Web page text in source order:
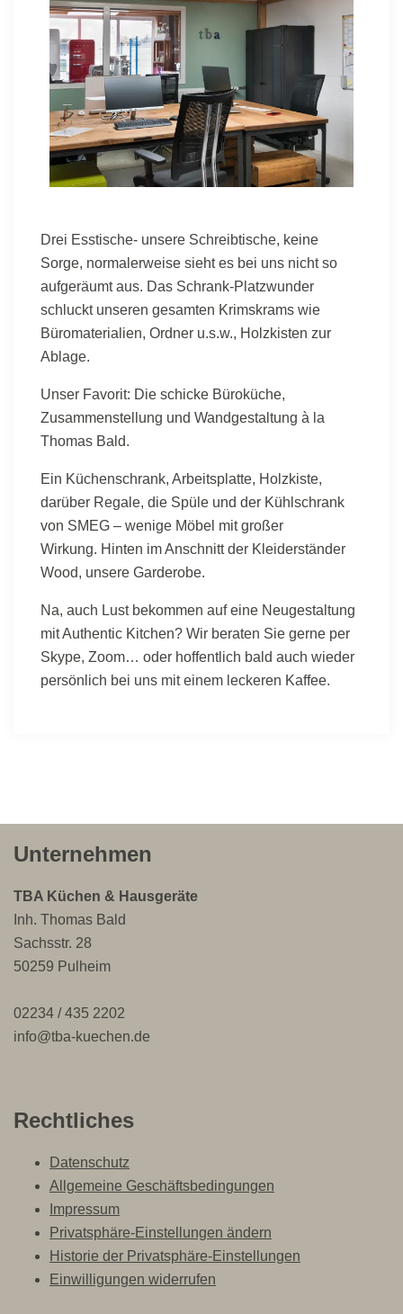
Drei Esstische- unsere Schreibtische, keine
Sorge, normalerweise sieht es bei uns nicht so
aufgeräumt aus. Das Schrank-Platzwunder
schluckt unseren gesamten Krimskrams wie
Büromaterialien, Ordner u.s.w., Holzkisten zur
Ablage.
Unser Favorit: Die schicke Büroküche,
Zusammenstellung und Wandgestaltung à la
Thomas Bald.
Ein Küchenschrank, Arbeitsplatte, Holzkiste,
darüber Regale, die Spüle und der Kühlschrank
von SMEG – wenige Möbel mit großer
Wirkung. Hinten im Anschnitt der Kleiderständer
Wood, unsere Garderobe.
Na, auch Lust bekommen auf eine Neugestaltung
mit Authentic Kitchen? Wir beraten Sie gerne per
Skype, Zoom… oder hoffentlich bald auch wieder
persönlich bei uns mit einem leckeren Kaffee.
Unternehmen
TBA Küchen & Hausgeräte
Inh. Thomas Bald
Sachsstr. 28
50259 Pulheim
02234 / 435 2202
info@tba-kuechen.de
Rechtliches
Datenschutz
Allgemeine Geschäftsbedingungen
Impressum
Privatsphäre-Einstellungen ändern
Historie der Privatsphäre-Einstellungen
Einwilligungen widerrufen